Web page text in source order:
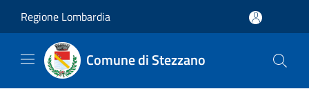
Regione Lombardia
Comune di Stezzano